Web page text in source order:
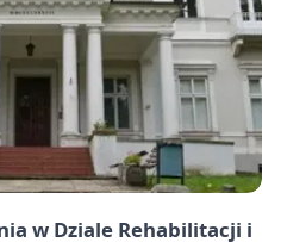
w Dziale Rehabilitacji i